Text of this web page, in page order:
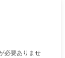
必要ありませ